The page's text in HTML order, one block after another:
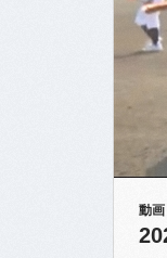
動画